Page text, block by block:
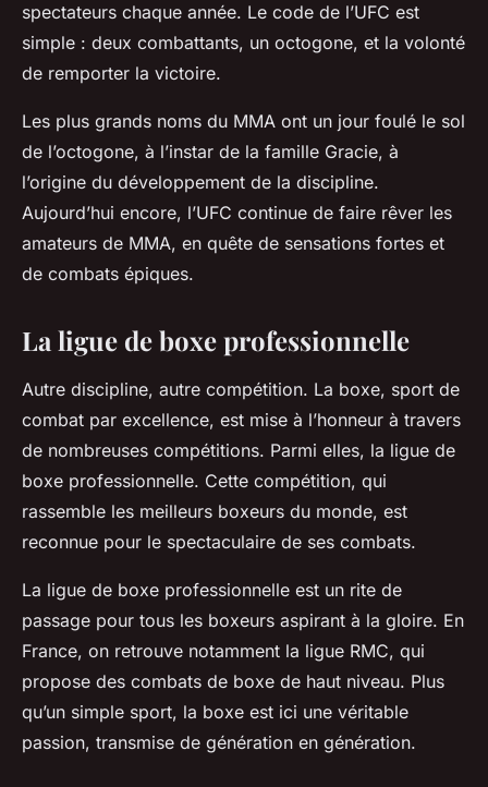
spectateurs chaque année. Le code de l’UFC est
simple : deux combattants, un octogone, et la volonté
de remporter la victoire.
Les plus grands noms du MMA ont un jour foulé le sol
de l’octogone, à l’instar de la famille Gracie, à
l’origine du développement de la discipline.
Aujourd’hui encore, l’UFC continue de faire rêver les
amateurs de MMA, en quête de sensations fortes et
de combats épiques.
La ligue de boxe professionnelle
Autre discipline, autre compétition. La boxe, sport de
combat par excellence, est mise à l’honneur à travers
de nombreuses compétitions. Parmi elles, la ligue de
boxe professionnelle. Cette compétition, qui
rassemble les meilleurs boxeurs du monde, est
reconnue pour le spectaculaire de ses combats.
La ligue de boxe professionnelle est un rite de
passage pour tous les boxeurs aspirant à la gloire. En
France, on retrouve notamment la ligue RMC, qui
propose des combats de boxe de haut niveau. Plus
qu’un simple sport, la boxe est ici une véritable
passion, transmise de génération en génération.